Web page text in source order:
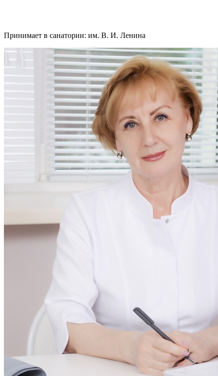
Принимает в санатории: им. В. И. Ленина